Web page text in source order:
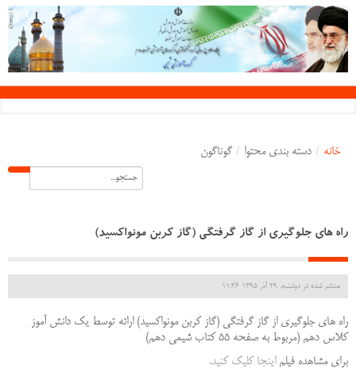
خانه / دسته بندی محتوا / گوناگون
راه های جلوگیری از گاز گرفتگی (گاز کربن مونواکسید)
منتشر شده در دوشنبه, 29 آذر 1395 11:36
راه های جلوگیری از گاز گرفتگی (گاز کربن مونواکسید) ارائه توسط یک دانش آموز
کلاس دهم (مربوط به صفحه 55 کتاب شیمی دهم)
برای مشاهده فیلم اینجا کلیک کنید.